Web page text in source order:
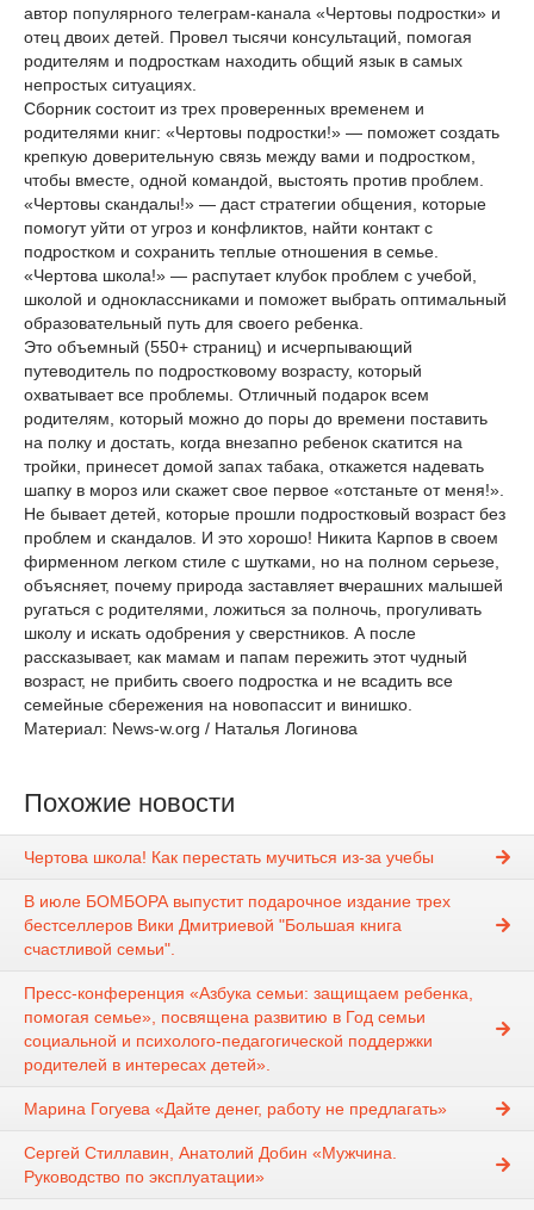
автор популярного телеграм-канала «Чертовы подростки» и
отец двоих детей. Провел тысячи консультаций, помогая
родителям и подросткам находить общий язык в самых
непростых ситуациях.
Сборник состоит из трех проверенных временем и
родителями книг: «Чертовы подростки!» — поможет создать
крепкую доверительную связь между вами и подростком,
чтобы вместе, одной командой, выстоять против проблем.
«Чертовы скандалы!» — даст стратегии общения, которые
помогут уйти от угроз и конфликтов, найти контакт с
подростком и сохранить теплые отношения в семье.
«Чертова школа!» — распутает клубок проблем с учебой,
школой и одноклассниками и поможет выбрать оптимальный
образовательный путь для своего ребенка.
Это объемный (550+ страниц) и исчерпывающий
путеводитель по подростковому возрасту, который
охватывает все проблемы. Отличный подарок всем
родителям, который можно до поры до времени поставить
на полку и достать, когда внезапно ребенок скатится на
тройки, принесет домой запах табака, откажется надевать
шапку в мороз или скажет свое первое «отстаньте от меня!».
Не бывает детей, которые прошли подростковый возраст без
проблем и скандалов. И это хорошо! Никита Карпов в своем
фирменном легком стиле с шутками, но на полном серьезе,
объясняет, почему природа заставляет вчерашних малышей
ругаться с родителями, ложиться за полночь, прогуливать
школу и искать одобрения у сверстников. А после
рассказывает, как мамам и папам пережить этот чудный
возраст, не прибить своего подростка и не всадить все
семейные сбережения на новопассит и винишко.
Материал: News-w.org / Наталья Логинова
Похожие новости
Чертова школа! Как перестать мучиться из-за учебы
В июле БОМБОРА выпустит подарочное издание трех
бестселлеров Вики Дмитриевой "Большая книга
счастливой семьи".
Пресс-конференция «Азбука семьи: защищаем ребенка,
помогая семье», посвящена развитию в Год семьи
социальной и психолого-педагогической поддержки
родителей в интересах детей».
Марина Гогуева «Дайте денег, работу не предлагать»
Сергей Стиллавин, Анатолий Добин «Мужчина.
Руководство по эксплуатации»